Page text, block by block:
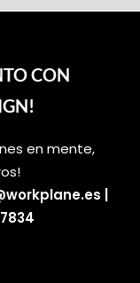
CON
en mente,